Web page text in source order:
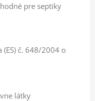
pre septiky
(ES) č. 648/2004 o
látky